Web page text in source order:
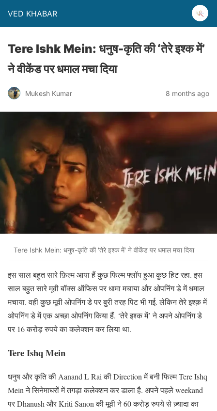
VED KHABAR
Tere Ishk Mein: धनुष-कृति की ‘तेरे इश्क में’
ने वीकेंड पर धमाल मचा दिया
Mukesh Kumar 8 months ago
Tere Ishk Mein: धनुष-कृति की 'तेरे इश्क में' ने वीकेंड पर धमाल मचा दिया
इस साल बहुत सारे फ़िल्म आया हैं कुछ फिल्म फ्लॉप हुआ कुछ हिट रहा. इस
साल बहुत सारे मूवी बॉक्स ऑफिस पर धामा मचाया और ओपनिंग डे में धमाल
मचाया. वही कुछ मूवी ओपनिंग डे पर बुरी तरह पिट भी गई. लेकिन तेरे इश्क़ में
ओपनिंग डे में एक अच्छा ओपनिंग किया हैं. ‘तेरे इश्क में’ ने अपने ओपनिंग डे
पर 16 करोड़ रुपये का कलेक्शन कर लिया था.
Tere Ishq Mein
धनुष और कृति की Aanand L Rai की Direction में बनी फिल्म Tere Ishq
Mein ने सिनेमाघरों में तगड़ा कलेक्शन कर डाला है. अपने पहले weekand
पर Dhanush और Kriti Sanon की मूवी ने 60 करोड़ रुपये से ज़्यादा का